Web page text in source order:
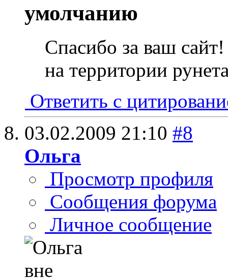
Спасибо за ваш
на территории
Ответить с
03.02.2009 21:10 #8
Ольга
Просмотр профиля
Сообщения форума
Личное сообщение